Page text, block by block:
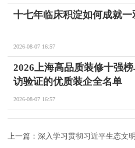
十七年临床积淀如何成就一
2026-08-07 16:57
2026上海高品质装修十强
访验证的优质装企全名单
2026-08-07 16:57
上一篇：深入学习贯彻习近平生态文